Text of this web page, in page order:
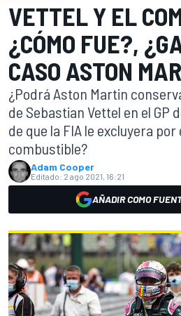
VETTEL Y EL
¿CÓMO FUE?,
CASO ASTON
¿Podrá Aston Martin
de Sebastian Vettel en el GP
de que la FIA le excluyera
combustible?
Adam Cooper
Editado: 2 ago 2021, 16:21
AÑADIR COMO